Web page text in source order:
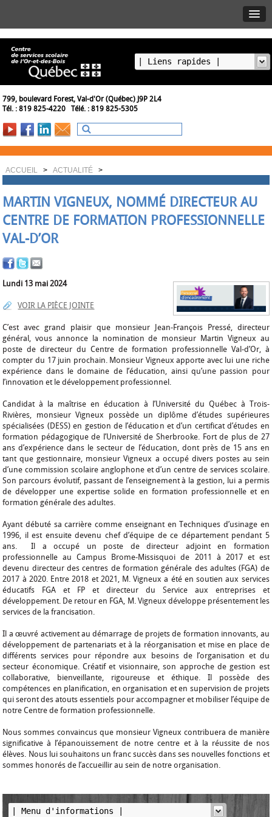
799, boulevard Forest, Val-d'Or (Québec) J9P 2L4
Tél. : 819 825-4220 Télé. : 819 825-5305
ACCUEIL > ACTUALITÉ>
MARTIN VIGNEUX, NOMMÉ DIRECTEUR AU
CENTRE DE FORMATION PROFESSIONNELLE
VAL-D’OR
Lundi 13 mai 2024
VOIR LA PIÈCE JOINTE
C’est avec grand plaisir que monsieur Jean-François Pressé, directeur
général, vous annonce la nomination de monsieur Martin Vigneux au
poste de directeur du Centre de formation professionnelle Val-d’Or, à
compter du 17 juin prochain. Monsieur Vigneux apporte avec lui une riche
expérience dans le domaine de l’éducation, ainsi qu’une passion pour
l’innovation et le développement professionnel.
Candidat à la maîtrise en éducation à l’Université du Québec à Trois-
Rivières, monsieur Vigneux possède un diplôme d’études supérieures
spécialisées (DESS) en gestion de l’éducation et d’un certificat d’études en
formation pédagogique de l’Université de Sherbrooke. Fort de plus de 27
ans d’expérience dans le secteur de l’éducation, dont près de 15 ans en
tant que gestionnaire, monsieur Vigneux a occupé divers postes au sein
d’une commission scolaire anglophone et d’un centre de services scolaire.
Son parcours évolutif, passant de l’enseignement à la gestion, lui a permis
de développer une expertise solide en formation professionnelle et en
formation générale des adultes.
Ayant débuté sa carrière comme enseignant en Techniques d’usinage en
1996, il est ensuite devenu chef d’équipe de ce département pendant 5
ans. Il a occupé un poste de directeur adjoint en formation
professionnelle au Campus Brome-Missisquoi de 2011 à 2017 et est
devenu directeur des centres de formation générale des adultes (FGA) de
2017 à 2020. Entre 2018 et 2021, M. Vigneux a été en soutien aux services
éducatifs FGA et FP et directeur du Service aux entreprises et
développement. De retour en FGA, M. Vigneux développe présentement les
services de la francisation.
Il a œuvré activement au démarrage de projets de formation innovants, au
développement de partenariats et à la réorganisation et mise en place de
différents services pour répondre aux besoins de l’organisation et du
secteur économique. Créatif et visionnaire, son approche de gestion est
collaborative, bienveillante, rigoureuse et éthique. Il possède des
compétences en planification, en organisation et en supervision de projets
qui seront des atouts essentiels pour accompagner et mobiliser l’équipe de
notre Centre de formation professionnelle.
Nous sommes convaincus que monsieur Vigneux contribuera de manière
significative à l’épanouissement de notre centre et à la réussite de nos
élèves. Nous lui souhaitons un franc succès dans ses nouvelles fonctions et
sommes honorés de l’accueillir au sein de notre organisation.